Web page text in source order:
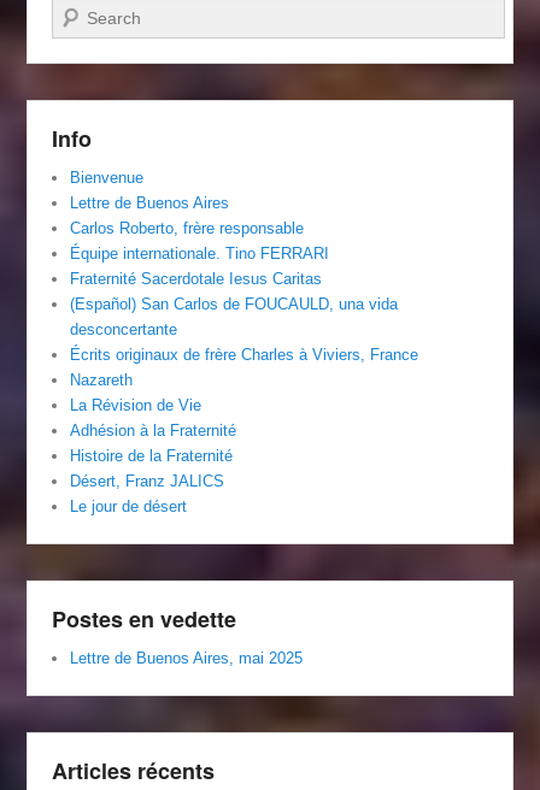
Recherche
Info
Bienvenue
Lettre de Buenos Aires
Carlos Roberto, frère responsable
Équipe internationale. Tino FERRARI
Fraternité Sacerdotale Iesus Caritas
(Español) San Carlos de FOUCAULD, una vida
desconcertante
Écrits originaux de frère Charles à Viviers, France
Nazareth
La Révision de Vie
Adhésion à la Fraternité
Histoire de la Fraternité
Désert, Franz JALICS
Le jour de désert
Postes en vedette
Lettre de Buenos Aires, mai 2025
Articles récents